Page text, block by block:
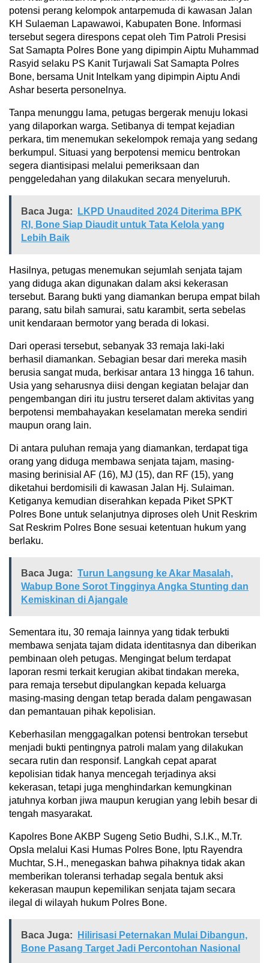
potensi perang kelompok antarpemuda di kawasan Jalan
KH Sulaeman Lapawawoi, Kabupaten Bone. Informasi
tersebut segera direspons cepat oleh Tim Patroli Presisi
Sat Samapta Polres Bone yang dipimpin Aiptu Muhammad
Rasyid selaku PS Kanit Turjawali Sat Samapta Polres
Bone, bersama Unit Intelkam yang dipimpin Aiptu Andi
Ashar beserta personelnya.
Tanpa menunggu lama, petugas bergerak menuju lokasi
yang dilaporkan warga. Setibanya di tempat kejadian
perkara, tim menemukan sekelompok remaja yang sedang
berkumpul. Situasi yang berpotensi memicu bentrokan
segera diantisipasi melalui pemeriksaan dan
penggeledahan yang dilakukan secara menyeluruh.
Baca Juga:
LKPD Unaudited 2024 Diterima BPK
RI, Bone Siap Diaudit untuk Tata Kelola yang
Lebih Baik
Hasilnya, petugas menemukan sejumlah senjata tajam
yang diduga akan digunakan dalam aksi kekerasan
tersebut. Barang bukti yang diamankan berupa empat bilah
parang, satu bilah samurai, satu karambit, serta sebelas
unit kendaraan bermotor yang berada di lokasi.
Dari operasi tersebut, sebanyak 33 remaja laki-laki
berhasil diamankan. Sebagian besar dari mereka masih
berusia sangat muda, berkisar antara 13 hingga 16 tahun.
Usia yang seharusnya diisi dengan kegiatan belajar dan
pengembangan diri itu justru terseret dalam aktivitas yang
berpotensi membahayakan keselamatan mereka sendiri
maupun orang lain.
Di antara puluhan remaja yang diamankan, terdapat tiga
orang yang diduga membawa senjata tajam, masing-
masing berinisial AF (16), MJ (15), dan RF (15), yang
diketahui berdomisili di kawasan Jalan Hj. Sulaiman.
Ketiganya kemudian diserahkan kepada Piket SPKT
Polres Bone untuk selanjutnya diproses oleh Unit Reskrim
Sat Reskrim Polres Bone sesuai ketentuan hukum yang
berlaku.
Baca Juga: Turun Langsung ke Akar Masalah,
Wabup Bone Sorot Tingginya Angka Stunting dan
Kemiskinan di Ajangale
Sementara itu, 30 remaja lainnya yang tidak terbukti
membawa senjata tajam didata identitasnya dan diberikan
pembinaan oleh petugas. Mengingat belum terdapat
laporan resmi terkait kerugian akibat tindakan mereka,
para remaja tersebut dipulangkan kepada keluarga
masing-masing dengan tetap berada dalam pengawasan
dan pemantauan pihak kepolisian.
Keberhasilan menggagalkan potensi bentrokan tersebut
menjadi bukti pentingnya patroli malam yang dilakukan
secara rutin dan responsif. Langkah cepat aparat
kepolisian tidak hanya mencegah terjadinya aksi
kekerasan, tetapi juga menghindarkan kemungkinan
jatuhnya korban jiwa maupun kerugian yang lebih besar di
tengah masyarakat.
Kapolres Bone AKBP Sugeng Setio Budhi, S.I.K., M.Tr.
Opsla melalui Kasi Humas Polres Bone, Iptu Rayendra
Muchtar, S.H., menegaskan bahwa pihaknya tidak akan
memberikan toleransi terhadap segala bentuk aksi
kekerasan maupun kepemilikan senjata tajam secara
ilegal di wilayah hukum Polres Bone.
Baca Juga:
Hilirisasi Peternakan Mulai Dibangun,
Bone Pasang Target Jadi Percontohan Nasional